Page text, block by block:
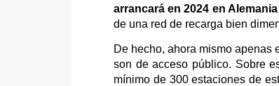
arrancará en 2024 en
de una red de recarga bien
De hecho, ahora mismo apenas
son de acceso público. Sobre
mínimo de 300 estaciones de